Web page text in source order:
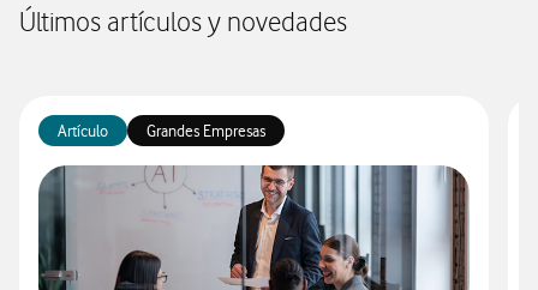
Últimos artículos y novedades
Artículo Grandes Empresas